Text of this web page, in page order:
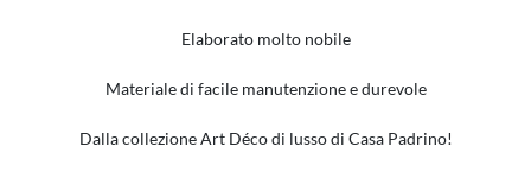
Elaborato molto nobile
Materiale di facile manutenzione e durevole
Dalla collezione Art Déco di lusso di Casa Padrino!